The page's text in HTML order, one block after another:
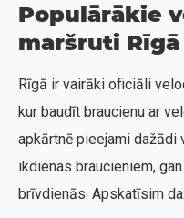
Populārākie
maršruti Rīgā
Rīgā ir vairāki oficiāli
kur baudīt braucienu ar
apkārtnē pieejami dažādi
ikdienas braucieniem,
brīvdienās. Apskatīsim